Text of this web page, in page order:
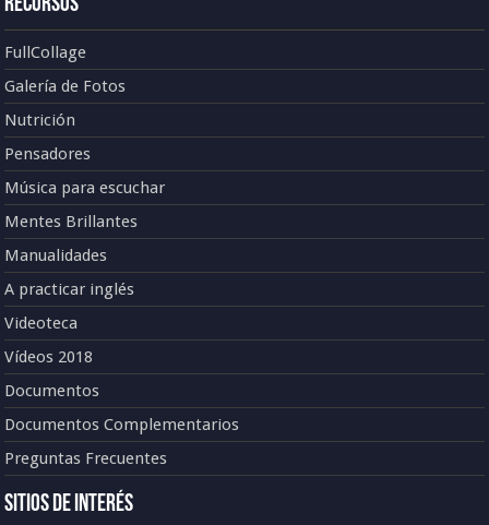
Recursos
FullCollage
Galería de Fotos
Nutrición
Pensadores
Música para escuchar
Mentes Brillantes
Manualidades
A practicar inglés
Videoteca
Vídeos 2018
Documentos
Documentos Complementarios
Preguntas Frecuentes
Sitios de Interés